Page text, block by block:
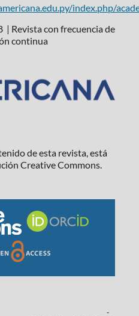
index.php/
| Revista con frecuencia de
continua
de esta revista, está
Creative Commons.